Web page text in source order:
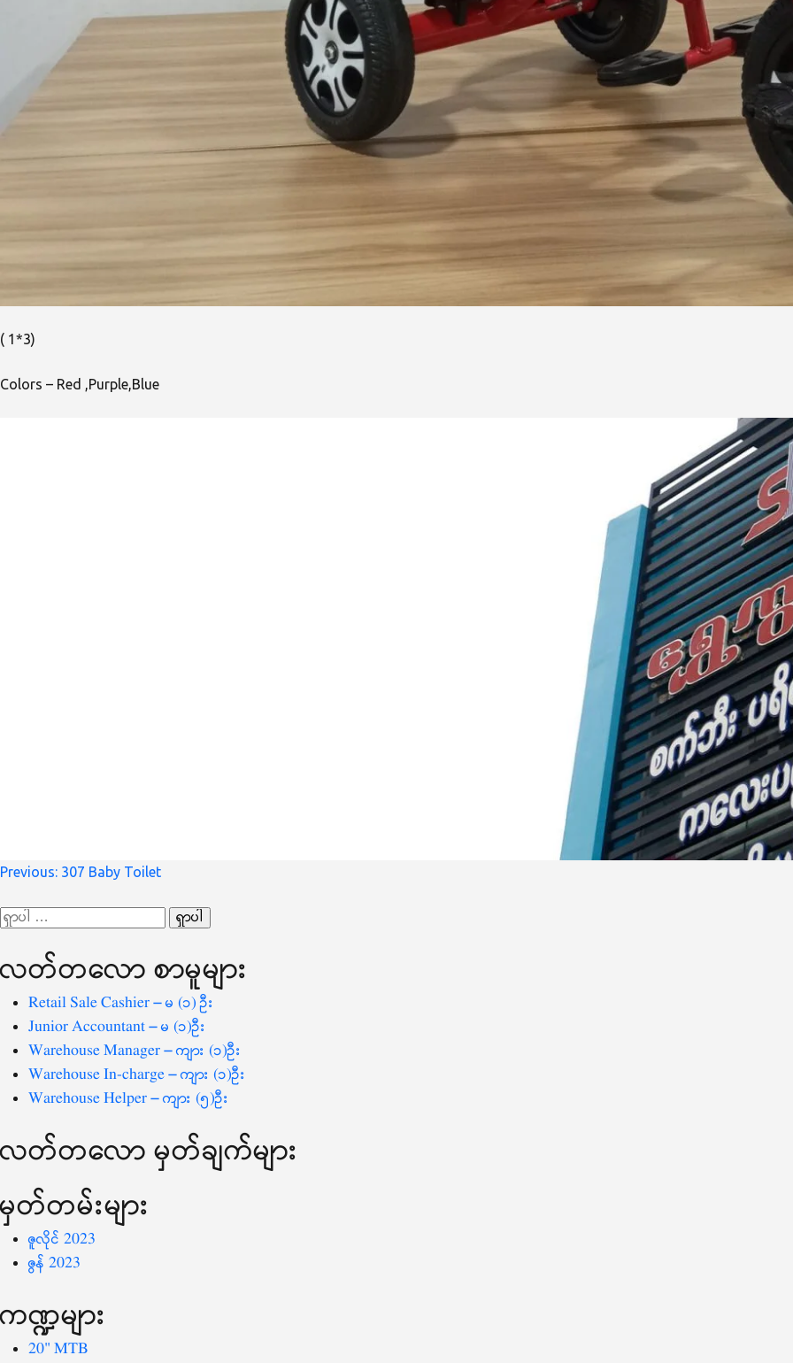
( 1*3)
Colors – Red ,Purple,Blue
စာမူ
လမ်းကြောင်း
Previous: 307 Baby Toilet
ရှာ
စကားလုံး
လတ်တ‌လော စာမူများ
Retail Sale Cashier – မ (၁) ဦး
Junior Accountant – မ (၁)ဦး
Warehouse Manager – ကျား (၁)ဦး
Warehouse In-charge – ကျား (၁)ဦး
Warehouse Helper – ကျား (၅)ဦး
လတ်တ‌လော မှတ်ချက်များ
မှတ်တမ်းများ
ဇူလိုင် 2023
ဇွန် 2023
ကဏ္ဍများ
20" MTB